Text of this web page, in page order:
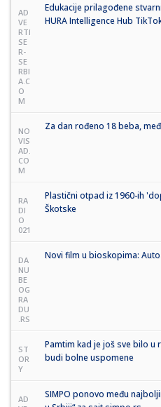
AD
VE
RTI
SE
R-
SE
RBI
A.C
O
M
Edukacije prilagođene
HURA Intelligence Hub
NO
VIS
AD.
CO
M
Za dan rođeno 18 beba,
RA
DI
O
021
Plastični otpad iz 1960-ih
Škotske
DA
NU
BE
OG
RA
DU
.RS
Novi film u bioskopima:
ST
OR
Y
Pamtim kad je još sve bilo u
budi bolne uspomene
AD
SIMPO ponovo među